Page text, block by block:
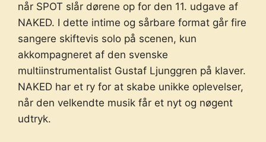
når SPOT slår dørene op for den 11. udgave af
NAKED. I dette intime og sårbare format går fire
sangere skiftevis solo på scenen, kun
akkompagneret af den svenske
multiinstrumentalist Gustaf Ljunggren på klaver.
NAKED har et ry for at skabe unikke oplevelser,
når den velkendte musik får et nyt og nøgent
udtryk.